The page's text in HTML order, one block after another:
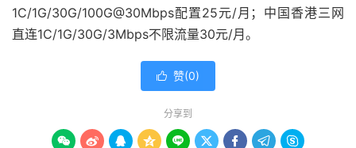
1C/1G/30G/100G@30Mbps配置25元/月；中国香港三网
直连1C/1G/30G/3Mbps不限流量30元/月。
 赞(0)
分享到
        